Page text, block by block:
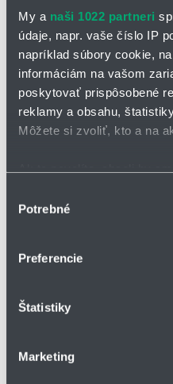
My a naši 1022 partneri
údaje, napr. vaše číslo IP
napríklad súbory cookie,
informáciám na vašom
poskytovať prispôsobené
reklamy a obsahu,
Môžete si zvoliť, kto a na
polohe s presnosťou
Viac informácií o tom, ako
môžete kedykoľvek
Na prispôsobenie obsahu
súhlasu
Potrebné
Preferencie
Štatistiky
Marketing
modulový systém pre
jednoduchá údržba vďaka